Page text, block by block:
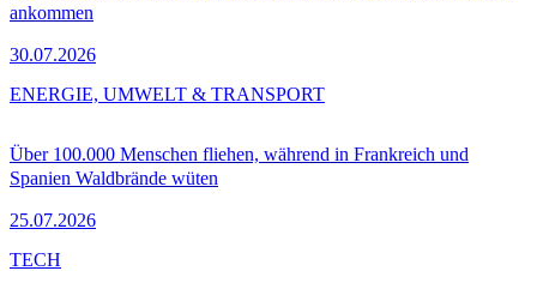
ankommen
30.07.2026
Über 100.000 Menschen fliehen, während in Frankreich und
Spanien Waldbrände wüten
25.07.2026
ENERGIE, UMWELT & TRANSPORT
TECH